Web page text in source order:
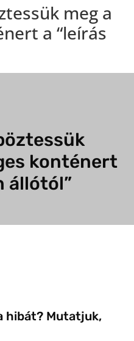
meg a
a “leírás
konténert
állótól”
hibát? Mutatjuk,